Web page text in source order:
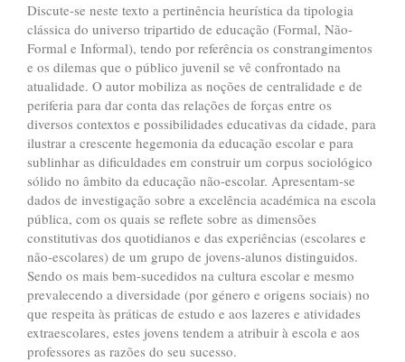
Discute-se neste texto a pertinência heurística da tipologia
clássica do universo tripartido de educação (Formal, Não-
Formal e Informal), tendo por referência os constrangimentos
e os dilemas que o público juvenil se vê confrontado na
atualidade. O autor mobiliza as noções de centralidade e de
periferia para dar conta das relações de forças entre os
diversos contextos e possibilidades educativas da cidade, para
ilustrar a crescente hegemonia da educação escolar e para
sublinhar as dificuldades em construir um corpus sociológico
sólido no âmbito da educação não-escolar. Apresentam-se
dados de investigação sobre a excelência académica na escola
pública, com os quais se reflete sobre as dimensões
constitutivas dos quotidianos e das experiências (escolares e
não-escolares) de um grupo de jovens-alunos distinguidos.
Sendo os mais bem-sucedidos na cultura escolar e mesmo
prevalecendo a diversidade (por género e origens sociais) no
que respeita às práticas de estudo e aos lazeres e atividades
extraescolares, estes jovens tendem a atribuir à escola e aos
professores as razões do seu sucesso.